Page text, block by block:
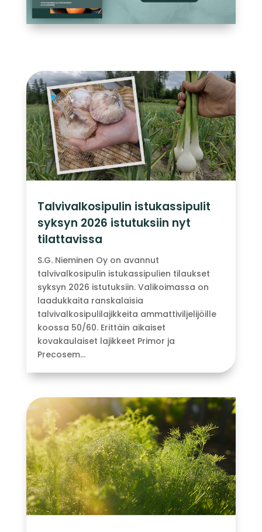
Talvivalkosipulin istukassipulit
syksyn 2026 istutuksiin nyt
tilattavissa
S.G. Nieminen Oy on avannut
talvivalkosipulin istukassipulien tilaukset
syksyn 2026 istutuksiin. Valikoimassa on
laadukkaita ranskalaisia
talvivalkosipulilajikkeita ammattiviljelijöille
koossa 50/60. Erittäin aikaiset
kovakaulaiset lajikkeet Primor ja
Precosem...